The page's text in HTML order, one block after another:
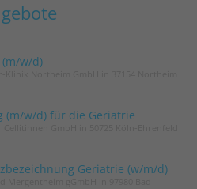
w/d)
(m/w/d) für die Geriatrie
Geriatrie (w/m/d)